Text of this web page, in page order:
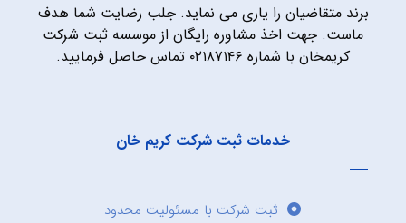
برند متقاضیان را یاری می نماید. جلب رضایت شما هدف
ماست. جهت اخذ مشاوره رایگان از موسسه ثبت شرکت
کریمخان با شماره ۰۲۱۸۷۱۴۶ تماس حاصل فرمایید.
خدمات ثبت شرکت کریم خان
ثبت شرکت با مسئولیت محدود